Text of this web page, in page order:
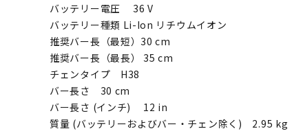
バッテリー電圧 36 V
バッテリー種類 Li-Ion リチウムイオン
推奨バー長（最短）30 cm
推奨バー長（最長） 35 cm
チェンタイプ H38
バー長さ 30 cm
バー長さ (インチ) 12 in
質量 (バッテリーおよびバー・チェン除く) 2.95 kg